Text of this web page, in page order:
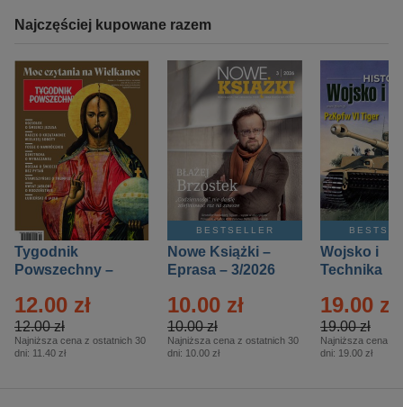
Najczęściej kupowane razem
Tygodnik
Powszechny –
12.00 zł
12.00 zł
Najniższa cena z ostatnich 30
dni: 11.40 zł
BESTSELLER
Nowe Książki –
Eprasa – 3/2026
10.00 zł
10.00 zł
Najniższa cena z ostatnich 30
dni: 10.00 zł
Wojsko i
Technika
– 2/2026
19.00 zł
19.00 zł
Najniższa cena z
dni: 19.00 zł